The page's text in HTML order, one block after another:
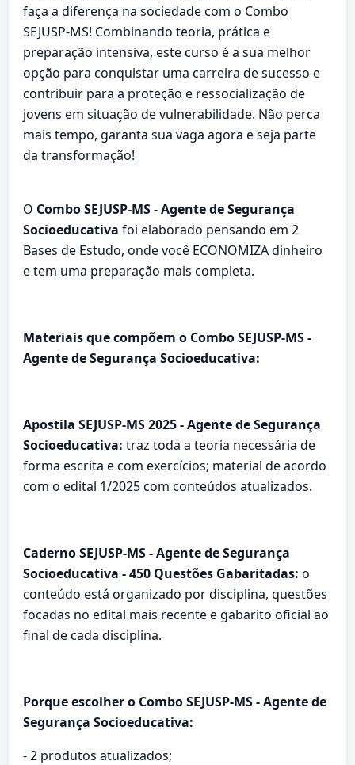
faça a diferença na sociedade com o Combo
SEJUSP-MS! Combinando teoria, prática e
preparação intensiva, este curso é a sua melhor
opção para conquistar uma carreira de sucesso e
contribuir para a proteção e ressocialização de
jovens em situação de vulnerabilidade. Não perca
mais tempo, garanta sua vaga agora e seja parte
da transformação!
O Combo SEJUSP-MS - Agente de Segurança
Socioeducativa foi elaborado pensando em 2
Bases de Estudo, onde você ECONOMIZA dinheiro
e tem uma preparação mais completa.
Materiais que compõem o Combo SEJUSP-MS -
Agente de Segurança Socioeducativa:
Apostila SEJUSP-MS 2025 - Agente de Segurança
Socioeducativa: traz toda a teoria necessária de
forma escrita e com exercícios; material de acordo
com o edital 1/2025 com conteúdos atualizados.
Caderno SEJUSP-MS - Agente de Segurança
Socioeducativa - 450 Questões Gabaritadas: o
conteúdo está organizado por disciplina, questões
focadas no edital mais recente e gabarito oficial ao
final de cada disciplina.
Porque escolher o Combo SEJUSP-MS - Agente de
Segurança Socioeducativa:
- 2 produtos atualizados;